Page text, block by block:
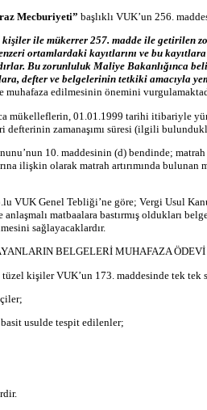
Mecburiyeti” başlıklı VUK’un 256.
kişiler ile mükerrer 257. madde ile
ortamlardaki kayıtlarını ve bu
Bu zorunluluk Maliye Bakanlığınca
defter ve belgelerinin tetkiki amacıyla
edilmesinin önemini
mükelleflerin, 01.01.1999 tarihi itibariyle
defterinin zamanaşımı süresi (ilgili
10. maddesinin (d) bendinde;
ilişkin olarak matrah artırımında
VUK Genel Tebliği’ne göre; Vergi Usul
anlaşmalı matbaalara bastırmış oldukları
sağlayacaklardır.
BELGELERİ MUHAFAZA ÖDEVİ
kişiler VUK’un 173. maddesinde tek tek
usulde tespit edilenler;